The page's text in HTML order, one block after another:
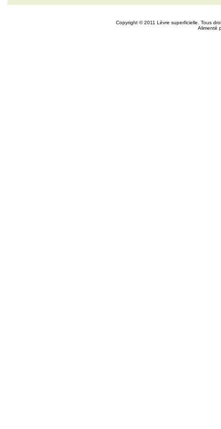
Copyright © 2011 Lèvre superficielle. Tous
Alimenté